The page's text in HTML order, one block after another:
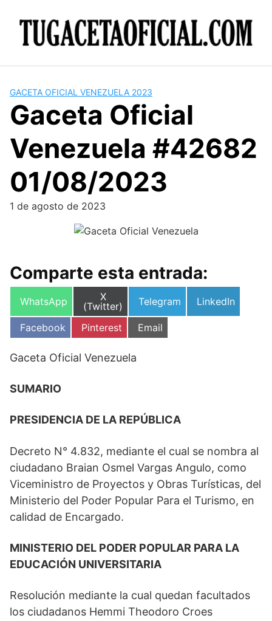
GACETA OFICIAL VENEZUELA 2023
Gaceta Oficial
Venezuela #42682
01/08/2023
1 de agosto de 2023
Comparte esta entrada:
Compartir
WhatsApp
Compartir
en
X
(Twitter)
Compartir
Telegram
Compartir
LinkedIn
Compartir
en
Facebook
Compartir
en
Pinterest
Compartir
en
Email
Gaceta Oficial Venezuela
SUMARIO
PRESIDENCIA DE LA REPÚBLICA
Decreto N° 4.832, mediante el cual se nombra al
ciudadano Braian Osmel Vargas Angulo, como
Viceministro de Proyectos y Obras Turísticas, del
Ministerio del Poder Popular Para el Turismo, en
calidad de Encargado.
MINISTERIO DEL PODER POPULAR PARA LA
EDUCACIÓN UNIVERSITARIA
Resolución mediante la cual quedan facultados
los ciudadanos Hemmi Theodoro Croes